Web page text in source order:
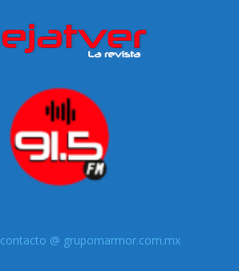
contacto @ grupomarmor.com.mx